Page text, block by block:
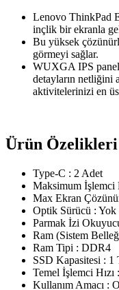
Lenovo ThinkPad
inçlik bir ekranla
Bu yüksek
görmeyi sağlar.
WUXGA IPS panel
detayların netliğini
aktivitelerinizi en
Ürün Özelikleri
Type-C : 2 Adet
Maksimum İşlemci
Max Ekran
Optik Sürücü : Yok
Parmak İzi
Ram (Sistem
Ram Tipi : DDR4
SSD Kapasitesi : 1
Temel İşlemci
Kullanım Amacı :